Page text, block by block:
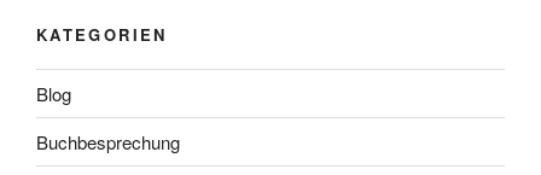
KATEGORIEN
Blog
Buchbesprechung